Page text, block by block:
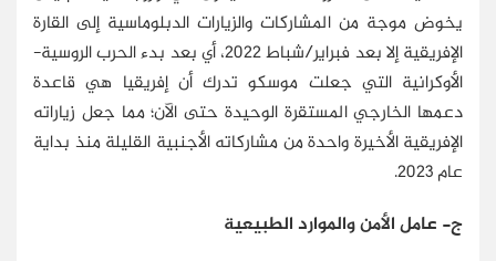
يخوض موجة من المشاركات والزيارات الدبلوماسية إلى القارة
الإفريقية إلا بعد فبراير/شباط 2022، أي بعد بدء الحرب الروسية-
الأوكرانية التي جعلت موسكو تدرك أن إفريقيا هي قاعدة
دعمها الخارجي المستقرة الوحيدة حتى الآن؛ مما جعل زياراته
الإفريقية الأخيرة واحدة من مشاركاته الأجنبية القليلة منذ بداية
عام 2023.
ج- عامل الأمن والموارد الطبيعية